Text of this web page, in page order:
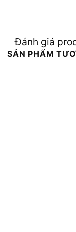
Đánh giá
SẢN PHẨM